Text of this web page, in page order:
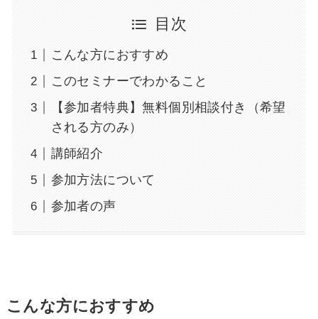
目次
こんな方におすすめ
このセミナーでわかること
【参加者特典】無料個別相談付き（希望
される方のみ）
講師紹介
参加方法について
参加者の声
こんな方におすすめ